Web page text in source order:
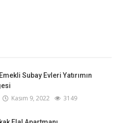
Subay Evleri Yatırımın
Kasım 9, 2022 3149